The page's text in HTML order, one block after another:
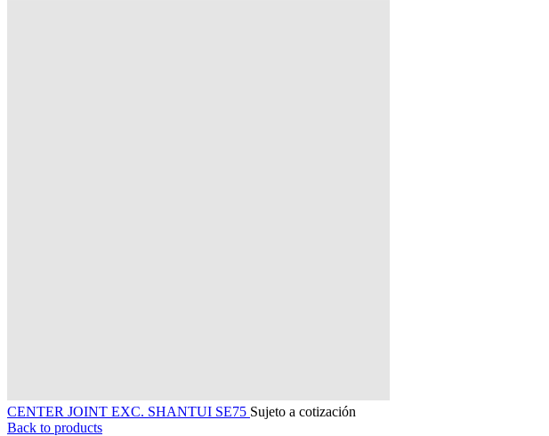
CENTER JOINT EXC. SHANTUI SE75 Sujeto a cotización
Back to products